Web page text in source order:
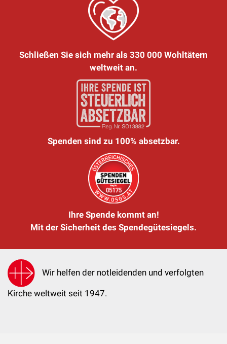
Schließen Sie sich mehr als 330 000 Wohltätern
weltweit an.
Spenden sind zu 100% absetzbar.
Ihre Spende kommt an!
Mit der Sicherheit des Spendegütesiegels.
Wir helfen der notleidenden und verfolgten
Kirche weltweit seit 1947.